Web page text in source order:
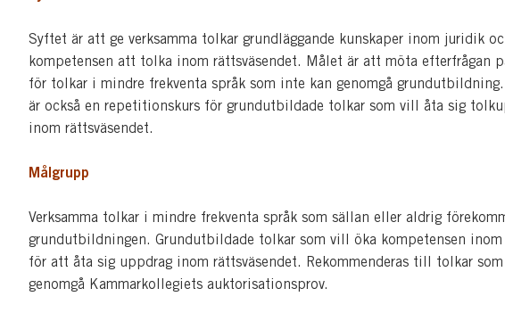
Syftet är att ge verksamma tolkar grundläggande kunskaper inom juridik
kompetensen att tolka inom rättsväsendet. Målet är att möta efterfrågan
för tolkar i mindre frekventa språk som inte kan genomgå
är också en repetitionskurs för grundutbildade tolkar som vill åta sig
inom rättsväsendet.
Målgrupp
Verksamma tolkar i mindre frekventa språk som sällan eller aldrig
grundutbildningen. Grundutbildade tolkar som vill öka kompetensen
för att åta sig uppdrag inom rättsväsendet. Rekommenderas till tolkar
genomgå Kammarkollegiets auktorisationsprov.